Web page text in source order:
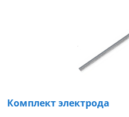
Комплект электрода